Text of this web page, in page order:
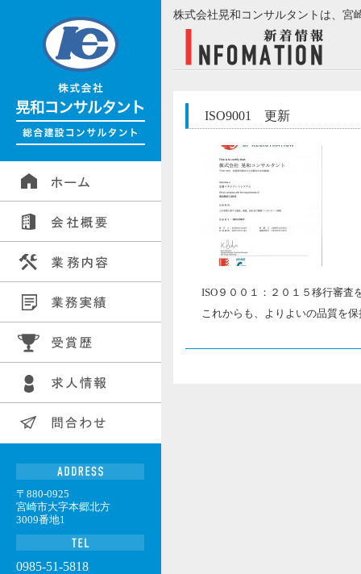
株式会社晃和コンサルタントは、宮
ISO9001 更新
ISO９００１：２０１５移行審査
これからも、よりよいの品質を
〒880-0925
宮崎市大字本郷北方
3009番地1
0985-51-5818